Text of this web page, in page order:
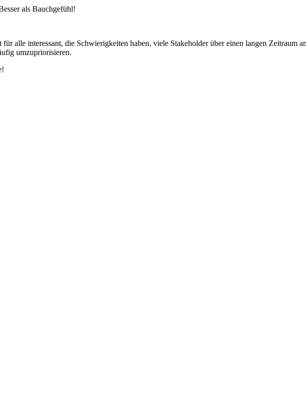
als Bauchgefühl!
alle interessant, die Schwierigkeiten haben, viele Stakeholder über einen langen Zeitraum
umzupriorisieren.